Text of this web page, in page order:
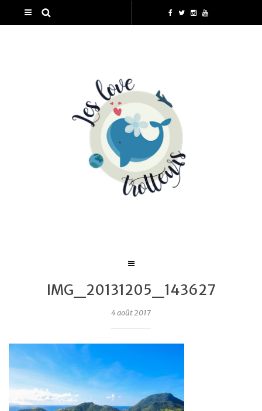
IMG_20131205_143627
4 août 2017